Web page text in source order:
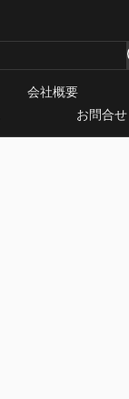
会社概要
お問合せ